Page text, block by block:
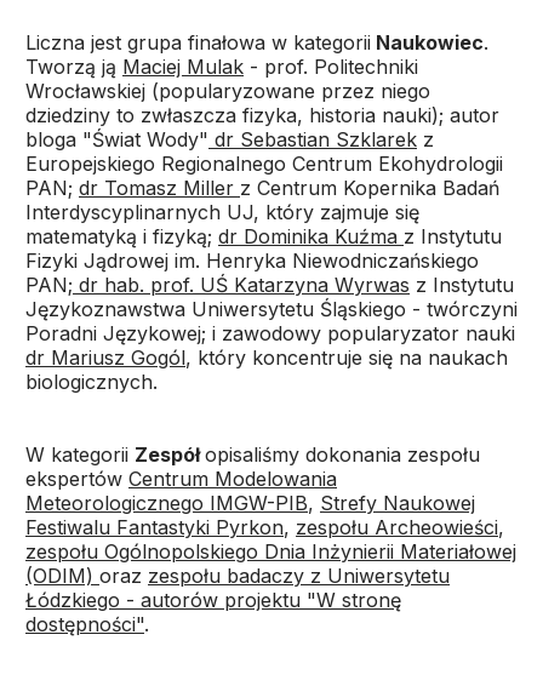
Liczna jest grupa finałowa w kategorii Naukowiec.
Tworzą ją Maciej Mulak - prof. Politechniki
Wrocławskiej (popularyzowane przez niego
dziedziny to zwłaszcza fizyka, historia nauki); autor
bloga "Świat Wody" dr Sebastian Szklarek z
Europejskiego Regionalnego Centrum Ekohydrologii
PAN; dr Tomasz Miller z Centrum Kopernika Badań
Interdyscyplinarnych UJ, który zajmuje się
matematyką i fizyką; dr Dominika Kuźma z Instytutu
Fizyki Jądrowej im. Henryka Niewodniczańskiego
PAN; dr hab. prof. UŚ Katarzyna Wyrwas z Instytutu
Językoznawstwa Uniwersytetu Śląskiego - twórczyni
Poradni Językowej; i zawodowy popularyzator nauki
dr Mariusz Gogól, który koncentruje się na naukach
biologicznych.
W kategorii Zespółopisaliśmy dokonania zespołu
ekspertów Centrum Modelowania
Meteorologicznego IMGW-PIB, Strefy Naukowej
Festiwalu Fantastyki Pyrkon, zespołu Archeowieści,
zespołu Ogólnopolskiego Dnia Inżynierii Materiałowej
(ODIM) oraz zespołu badaczy z Uniwersytetu
Łódzkiego - autorów projektu "W stronę
dostępności".